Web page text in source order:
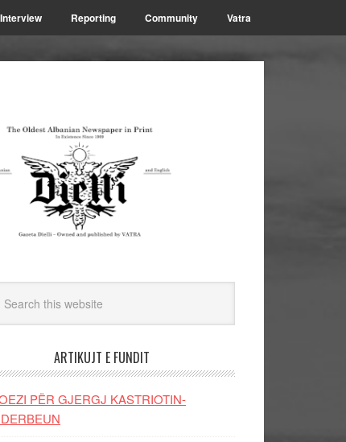
Interview Reporting Community Vatra
ARTIKUJT E FUNDIT
PËR GJERGJ KASTRIOTIN-